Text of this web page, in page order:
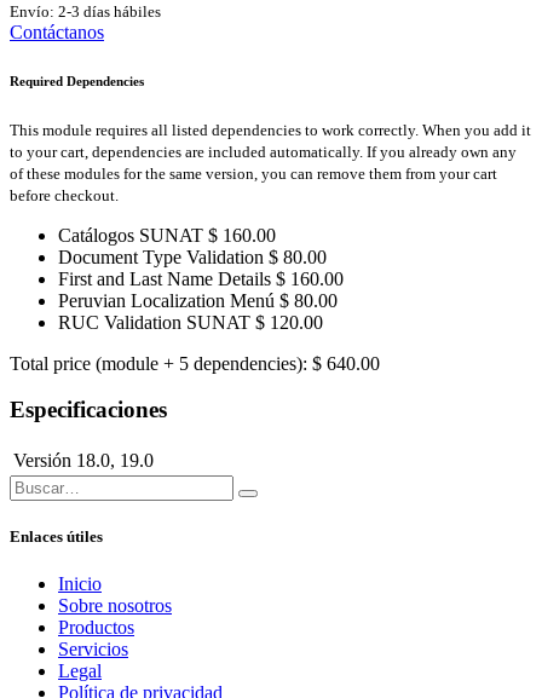
Envío: 2-3 días hábiles
Contáctanos
Required Dependencies
This module requires all listed dependencies to work correctly. When you add it
to your cart, dependencies are included automatically. If you already own any
of these modules for the same version, you can remove them from your cart
before checkout.
Catálogos SUNAT $ 160.00
Document Type Validation $ 80.00
First and Last Name Details $ 160.00
Peruvian Localization Menú $ 80.00
RUC Validation SUNAT $ 120.00
Total price (module + 5 dependencies): $ 640.00
Especificaciones
Versión 18.0, 19.0
Enlaces útiles
Inicio
Sobre nosotros
Productos
Servicios
Legal
Política de privacidad